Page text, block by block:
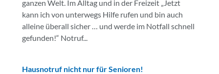
ganzen Welt. Im Alltag und in der Freizeit „Jetzt
kann ich von unterwegs Hilfe rufen und bin auch
alleine überall sicher … und werde im Notfall schnell
gefunden!“ Notruf...
Hausnotruf nicht nur für Senioren!